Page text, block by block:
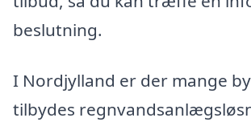
beslutning.
I Nordjylland er der mange
tilbydes